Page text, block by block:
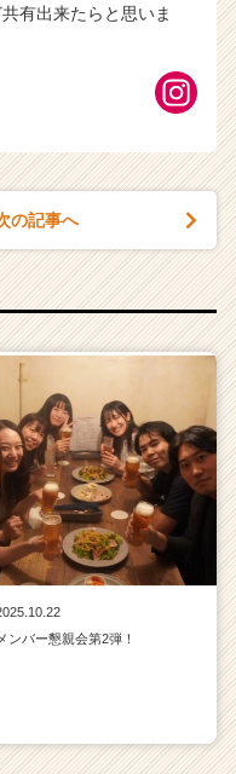
有出来たらと思いま
の記事へ
メンバー懇親会第2弾！